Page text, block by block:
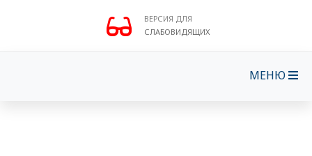
ВЕРСИЯ ДЛЯ
СЛАБОВИДЯЩИХ
МЕНЮ